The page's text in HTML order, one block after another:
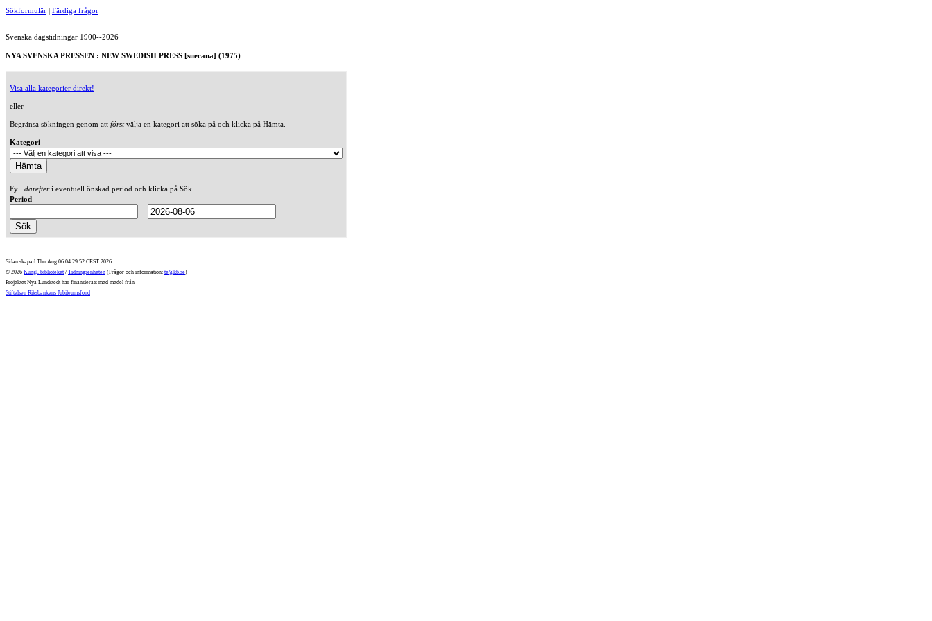
Sökformulär | Färdiga frågor
Svenska dagstidningar 1900--2026
NYA SVENSKA PRESSEN : NEW SWEDISH PRESS [suecana] (1975)
Visa alla kategorier direkt!
eller
Begränsa sökningen genom att förstvälja en kategori att söka på och klicka på Hämta.
Kategori
Fyll därefteri eventuell önskad period och klicka på Sök.
Period
--
Sidan skapad Thu Aug 06 04:29:52 CEST 2026
© 2026 Kungl. biblioteket / Tidningsenheten (Frågor och information: te@kb.se)
Projektet Nya Lundstedt har finansierats med medel från
Stiftelsen Riksbankens Jubileumsfond